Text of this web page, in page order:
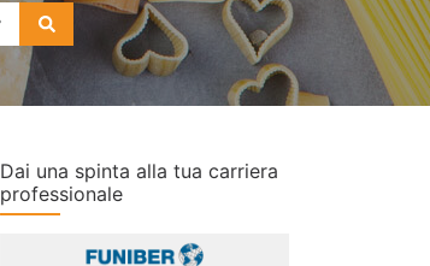
Dai una spinta alla tua carriera
professionale